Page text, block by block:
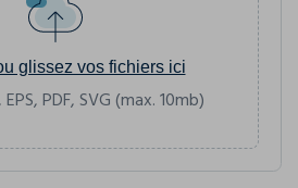
glissez vos fichiers ici
PDF, SVG (max. 10mb)